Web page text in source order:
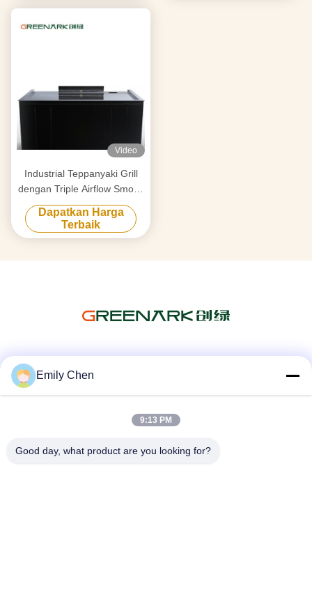
Hibachi Terpercaya
Video
Industrial Teppanyaki Grill
dengan Triple Airflow Smoke
Purification & Anti-Clogging
Tech
Dapatkan Harga
Terbaik
Emily Chen
9:13 PM
Good day, what product are you looking for?